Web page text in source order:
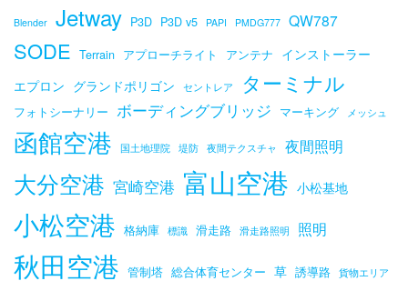
Blender Jetway P3D P3D v5 PAPI PMDG777 QW787
SODE Terrain アプローチライト アンテナ インストーラー
エプロン グランドポリゴン セントレア ターミナル
フォトシーナリー ボーディングブリッジ マーキング メッシュ
函館空港 国土地理院 堤防 夜間テクスチャ 夜間照明
大分空港 宮崎空港 富山空港 小松基地
小松空港 格納庫 標識 滑走路 滑走路照明 照明
秋田空港 管制塔 総合体育センター 草 誘導路 貨物エリア